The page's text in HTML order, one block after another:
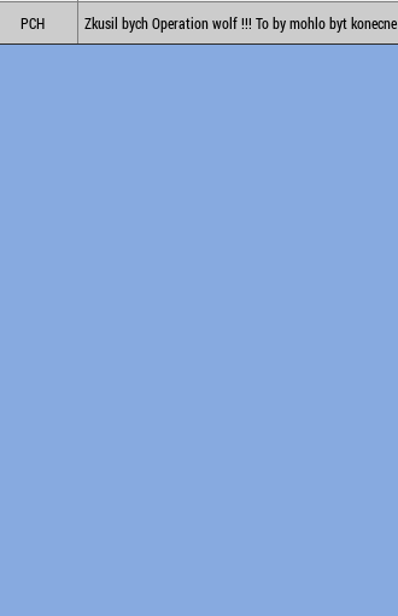
PCH Zkusil bych Operation wolf !!! To by mohlo byt